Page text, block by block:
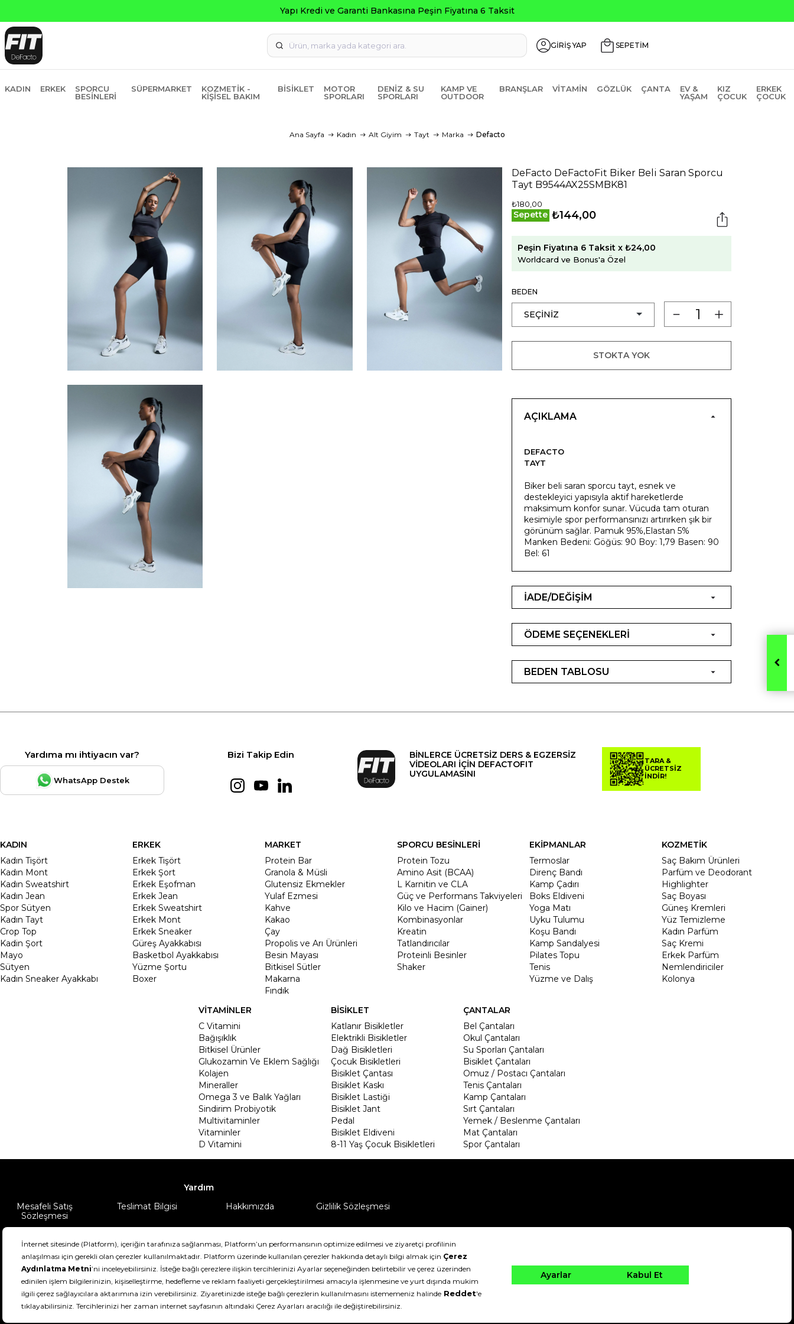
GİRİŞ YAP SEPETİM
KADIN ERKEK
SPORCU
BESINLERI
SÜPERMARKET
KOZMETIK -
KIŞISEL BAKIM
BISIKLET
MOTOR
SPORLARI
DENIZ & SU
SPORLARI
KAMP VE
OUTDOOR
BRANŞLAR VITAMIN GÖZLÜK ÇANTA
EV &
YAŞAM
KIZ
ÇOCUK
ERKEK
ÇOCUK
Ana Sayfa Kadın Alt Giyim Tayt Marka Defacto
DeFacto DeFactoFit Biker Beli Saran Sporcu
Tayt B9544AX25SMBK81
₺180,00
Sepette ₺144,00
Peşin Fiyatına 6 Taksit x ₺24,00
Worldcard ve Bonus'a Özel
BEDEN
STOKTA YOK
AÇIKLAMA
DEFACTO
TAYT
Biker beli saran sporcu tayt, esnek ve
destekleyici yapısıyla aktif hareketlerde
maksimum konfor sunar. Vücuda tam oturan
kesimiyle spor performansınızı artırırken şık bir
görünüm sağlar. Pamuk 95%,Elastan 5%
Manken Bedeni: Göğüs: 90 Boy: 1,79 Basen: 90
Bel: 61
İADE/DEĞİŞİM
ÖDEME SEÇENEKLERİ
BEDEN TABLOSU
Yardıma mı ihtiyacın var?
WhatsApp Destek
Bizi Takip Edin
BİNLERCE ÜCRETSİZ DERS & EGZERSİZ
VİDEOLARI İÇİN DEFACTOFIT
UYGULAMASINI
TARA &
ÜCRETSİZ
İNDİR!
KADIN
Kadın Tişört
Kadın Mont
Kadın Sweatshirt
Kadın Jean
Spor Sütyen
Kadın Tayt
Crop Top
Kadin Şort
Mayo
Sütyen
Kadın Sneaker Ayakkabı
ERKEK
Erkek Tişört
Erkek Şort
Erkek Eşofman
Erkek Jean
Erkek Sweatshirt
Erkek Mont
Erkek Sneaker
Güreş Ayakkabısı
Basketbol Ayakkabısı
Yüzme Şortu
Boxer
MARKET
Protein Bar
Granola & Müsli
Glutensiz Ekmekler
Yulaf Ezmesi
Kahve
Kakao
Çay
Propolis ve Arı Ürünleri
Besin Mayası
Bitkisel Sütler
Makarna
Fındık
SPORCU BESİNLERİ
Protein Tozu
Amino Asit (BCAA)
L Karnitin ve CLA
Güç ve Performans Takviyeleri
Kilo ve Hacim (Gainer)
Kombinasyonlar
Kreatin
Tatlandırıcılar
Proteinli Besinler
Shaker
EKİPMANLAR
Termoslar
Direnç Bandı
Kamp Çadırı
Boks Eldiveni
Yoga Matı
Uyku Tulumu
Koşu Bandı
Kamp Sandalyesi
Pilates Topu
Tenis
Yüzme ve Dalış
KOZMETİK
Saç Bakım Ürünleri
Parfüm ve Deodorant
Highlighter
Saç Boyası
Güneş Kremleri
Yüz Temizleme
Kadın Parfüm
Saç Kremi
Erkek Parfüm
Nemlendiriciler
Kolonya
VİTAMİNLER
C Vitamini
Bağışıklık
Bitkisel Ürünler
Glukozamin Ve Eklem Sağlığı
Kolajen
Mineraller
Omega 3 ve Balık Yağları
Sindirim Probiyotik
Multivitaminler
Vitaminler
D Vitamini
BİSİKLET
Katlanır Bisikletler
Elektrikli Bisikletler
Dağ Bisikletleri
Çocuk Bisikletleri
Bisiklet Çantası
Bisiklet Kaskı
Bisiklet Lastiği
Bisiklet Jant
Pedal
Bisiklet Eldiveni
8-11 Yaş Çocuk Bisikletleri
ÇANTALAR
Bel Çantaları
Okul Çantaları
Su Sporları Çantaları
Bisiklet Çantaları
Omuz / Postacı Çantaları
Tenis Çantaları
Kamp Çantaları
Sırt Çantaları
Yemek / Beslenme Çantaları
Mat Çantaları
Spor Çantaları
Yardım
Mesafeli Satış
Sözleşmesi
Teslimat Bilgisi Hakkımızda Gizlilik Sözleşmesi
DeFactoFIT ©️ 2022-2026. Tüm hakları saklıdır.